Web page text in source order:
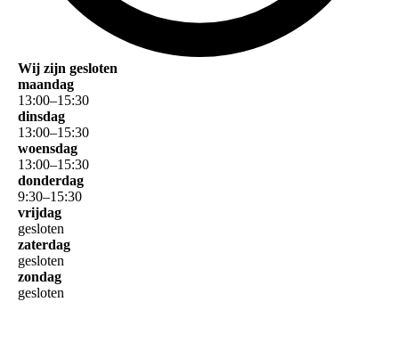
Wij zijn gesloten
maandag
13:00–15:30
dinsdag
13:00–15:30
woensdag
13:00–15:30
donderdag
9:30–15:30
vrijdag
gesloten
zaterdag
gesloten
zondag
gesloten